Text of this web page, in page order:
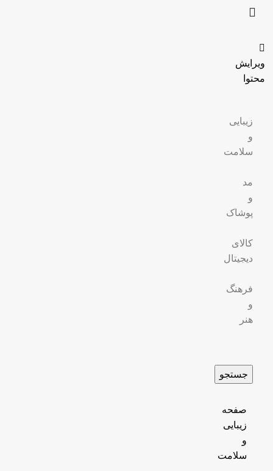
ویرایش
محتوا
زیبایی
و
سلامت
مد
و
پوشاک
کالای
دیجیتال
فرهنگ
و
هنر
جستجو
صفحه
زیبایی
و
سلامت